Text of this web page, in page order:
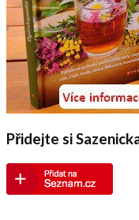
Přidejte si